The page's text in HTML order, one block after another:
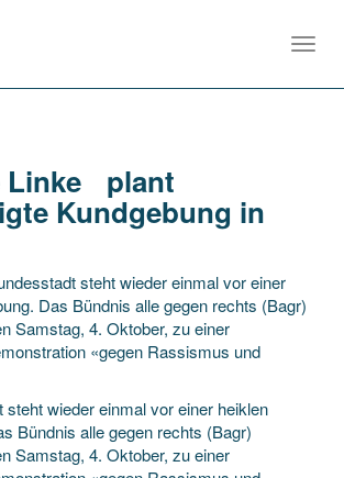
Linke plant
Kundgebung in
steht wieder einmal vor einer
Das Bündnis alle gegen rechts (Bagr)
Samstag, 4. Oktober, zu einer
«gegen Rassismus und
steht wieder einmal vor einer heiklen
Bündnis alle gegen rechts (Bagr)
Samstag, 4. Oktober, zu einer